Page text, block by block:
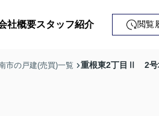
社概要スタッフ紹介 閲覧
市の戸建(売買)一覧 重根東2丁目Ⅱ 2号